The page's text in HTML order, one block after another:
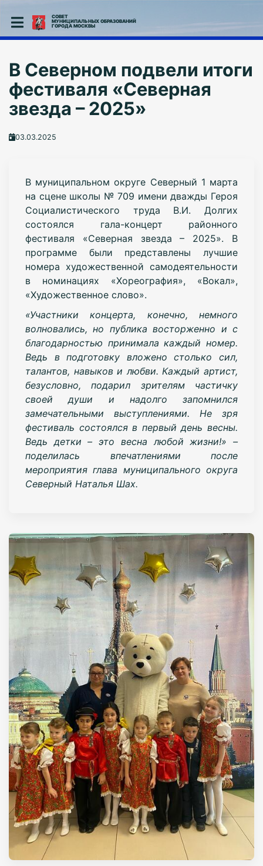
СОВЕТ
МУНИЦИПАЛЬНЫХ ОБРАЗОВАНИЙ
ГОРОДА МОСКВЫ
В Северном подвели итоги
фестиваля «Северная
звезда – 2025»
03.03.2025
В муниципальном округе Северный 1 марта
на сцене школы № 709 имени дважды Героя
Социалистического труда В.И. Долгих
состоялся гала-концерт районного
фестиваля «Северная звезда – 2025». В
программе были представлены лучшие
номера художественной самодеятельности
в номинациях «Хореография», «Вокал»,
«Художественное слово».
«Участники концерта, конечно, немного
волновались, но публика восторженно и с
благодарностью принимала каждый номер.
Ведь в подготовку вложено столько сил,
талантов, навыков и любви. Каждый артист,
безусловно, подарил зрителям частичку
своей души и надолго запомнился
замечательными выступлениями. Не зря
фестиваль состоялся в первый день весны.
Ведь детки – это весна любой жизни!» –
поделилась впечатлениями после
мероприятия глава муниципального округа
Северный Наталья Шах.